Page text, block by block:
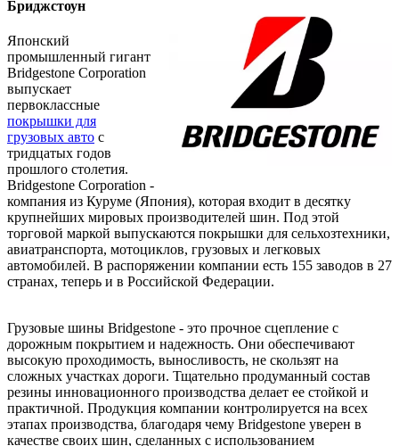
Бриджстоун
Японский
промышленный гигант
Bridgestone Corporation
выпускает
первоклассные
покрышки для
грузовых авто с
тридцатых годов
прошлого столетия.
Bridgestone Corporation -
компания из Куруме (Япония), которая входит в десятку
крупнейших мировых производителей шин. Под этой
торговой маркой выпускаются покрышки для сельхозтехники,
авиатранспорта, мотоциклов, грузовых и легковых
автомобилей. В распоряжении компании есть 155 заводов в 27
странах, теперь и в Российской Федерации.
Грузовые шины Bridgestone - это прочное сцепление с
дорожным покрытием и надежность. Они обеспечивают
высокую проходимость, выносливость, не скользят на
сложных участках дороги. Тщательно продуманный состав
резины инновационного производства делает ее стойкой и
практичной. Продукция компании контролируется на всех
этапах производства, благодаря чему Bridgestone уверен в
качестве своих шин, сделанных с использованием